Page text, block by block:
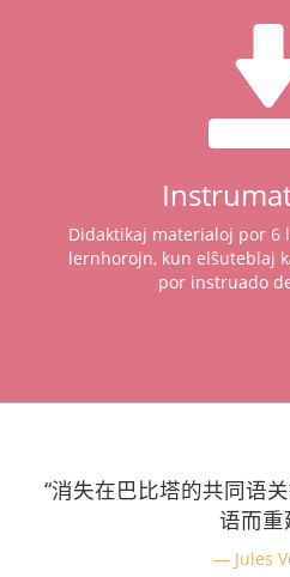
Didaktikaj materialoj por 6
lernhorojn, kun elŝuteblaj
por instruado
“消失在巴比塔的共同语
语而重
Jules